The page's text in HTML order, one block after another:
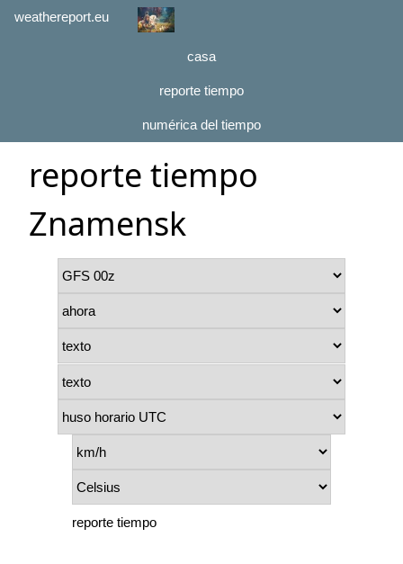
weathereport.eu
casa
reporte tiempo
numérica del tiempo
reporte tiempo
Znamensk
reporte tiempo